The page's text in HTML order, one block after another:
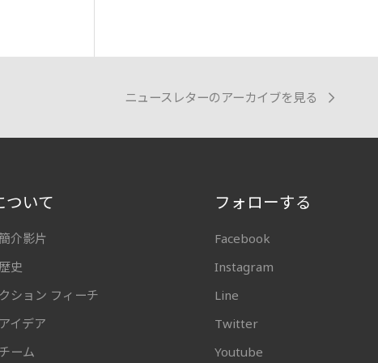
ニュースレターのアーカイブを見る
ついて
介影片
史
ション フィーチ
イデア
ーム
フォローする
Facebook
Instagram
Line
Twitter
Youtube